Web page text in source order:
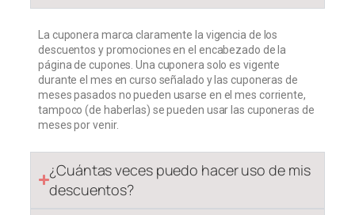
La cuponera marca claramente la vigencia de los
descuentos y promociones en el encabezado de la
página de cupones. Una cuponera solo es vigente
durante el mes en curso señalado y las cuponeras de
meses pasados no pueden usarse en el mes corriente,
tampoco (de haberlas) se pueden usar las cuponeras de
meses por venir.
¿Cuántas veces puedo hacer uso de mis
descuentos?